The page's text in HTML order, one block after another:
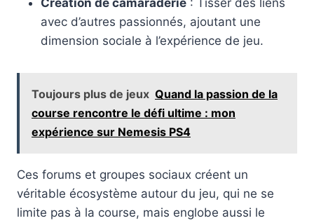
avec d’autres passionnés, ajoutant une
dimension sociale à l’expérience de jeu.
Toujours plus de jeux Quand la passion de la
course rencontre le défi ultime : mon
expérience sur Nemesis PS4
Ces forums et groupes sociaux créent un
véritable écosystème autour du jeu, qui ne se
limite pas à la course, mais englobe aussi le